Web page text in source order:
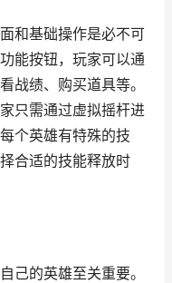
和基础操作是必不可
能按钮，玩家可以通
战绩、购买道具等。
只需通过虚拟摇杆进
个英雄有特殊的技
合适的技能释放时
己的英雄至关重要。